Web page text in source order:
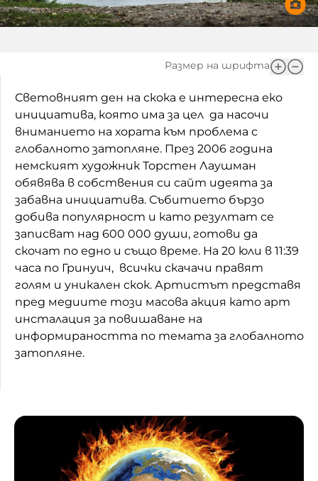
Междучасие
Златната ябълка
Непознатите думи
Като Айнщайн
Домашен любимец
Питаме Ви
До ре ми
Размер на шрифта
Световният ден на скока е интересна еко
инициатива, която има за цел да насочи
вниманието на хората към проблема с
глобалното затопляне. През 2006 година
немският художник Торстен Лаушман
обявява в собствения си сайт идеята за
забавна инициатива. Събитието бързо
добива популярност и като резултат се
записват над 600 000 души, готови да
скочат по едно и също време. На 20 юли в 11:39
часа по Гринуич, всички скачачи правят
голям и уникален скок. Артистът представя
пред медиите този масова акция като арт
инсталация за повишаване на
информираността по темата за глобалното
затопляне.